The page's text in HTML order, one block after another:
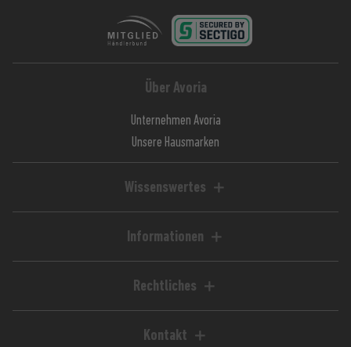
Über Avoria
Unternehmen Avoria
Unsere Hausmarken
Wissenswertes
Magazin / Blog
Informationen
Kundenkonto
Lieferzeiten
Rechtliches
AGB
Kontakt